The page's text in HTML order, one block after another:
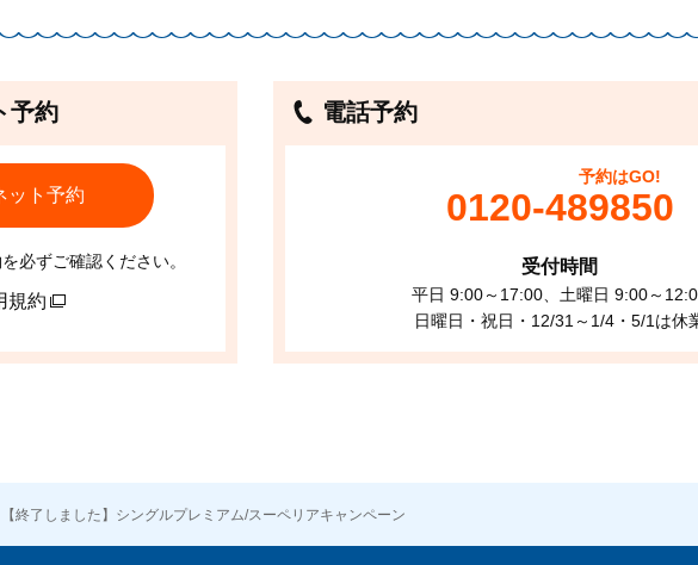
予約
ット予約
必ずご確認ください。
規約
電話予約
予約はGO!
0120-489850
受付時間
平日 9:00～17:00、土曜日 9:00～
日曜日・祝日・12/31～1/4・5/1は休
【終了しました】シングルプレミアム/スーペリアキャンペーン